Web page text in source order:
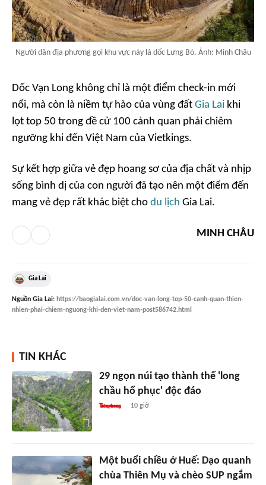
Người dân địa phương gọi khu vực này là dốc Lưng Bò. Ảnh: Minh Châu
Dốc Vạn Long không chỉ là một điểm check-in mới
nổi, mà còn là niềm tự hào của vùng đất Gia Lai khi
lọt top 50 trong đề cử 100 cảnh quan phải chiêm
ngưỡng khi đến Việt Nam của Vietkings.
Sự kết hợp giữa vẻ đẹp hoang sơ của địa chất và nhịp
sống bình dị của con người đã tạo nên một điểm đến
mang vẻ đẹp rất khác biệt cho du lịch Gia Lai.
MINH CHÂU
Gia Lai
Nguồn Gia Lai: https://baogialai.com.vn/doc-van-long-top-50-canh-quan-thien-
nhien-phai-chiem-nguong-khi-den-viet-nam-post586742.html
TIN KHÁC
29 ngọn núi tạo thành thế 'long
chầu hổ phục' độc đáo
10 giờ
Một buổi chiều ở Huế: Dạo quanh
chùa Thiên Mụ và chèo SUP ngắm